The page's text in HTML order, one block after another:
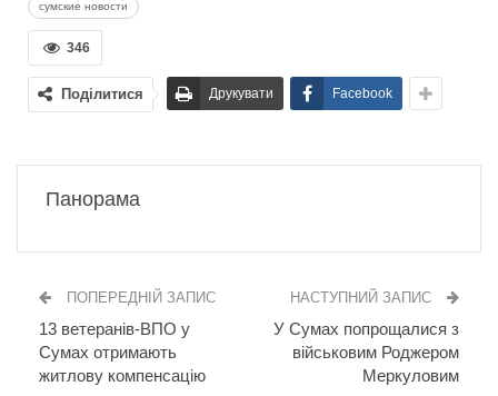
сумские новости
346
Поділитися Друкувати Facebook
Панорама
ПОПЕРЕДНІЙ ЗАПИС
13 ветеранів-ВПО у
Сумах отримають
житлову компенсацію
НАСТУПНИЙ ЗАПИС
У Сумах попрощалися з
військовим Роджером
Меркуловим